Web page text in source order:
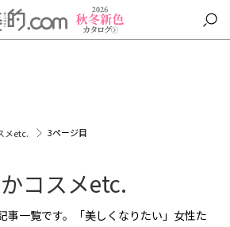
メetc. 3ページ目
コスメetc.
事一覧です。「美しくなりたい」女性た